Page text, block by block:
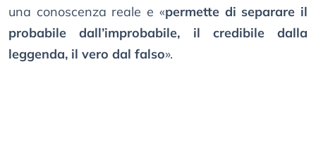
una conoscenza reale e «permette di separare il
probabile dall’improbabile, il credibile dalla
leggenda, il vero dal falso».